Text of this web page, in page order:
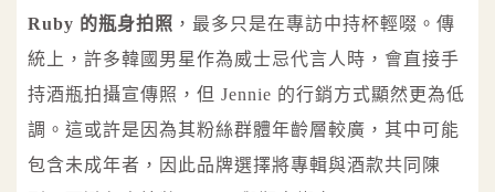
Ruby 的瓶身拍照 ，最多只是在專訪中持杯輕啜。傳
統上，許多韓國男星作為威士忌代言人時，會直接手
持酒瓶拍攝宣傳照，但 Jennie 的行銷方式顯然更為低
調。這或許是因為其粉絲群體年齡層較廣，其中可能
包含未成年者，因此品牌選擇將專輯與酒款共同陳